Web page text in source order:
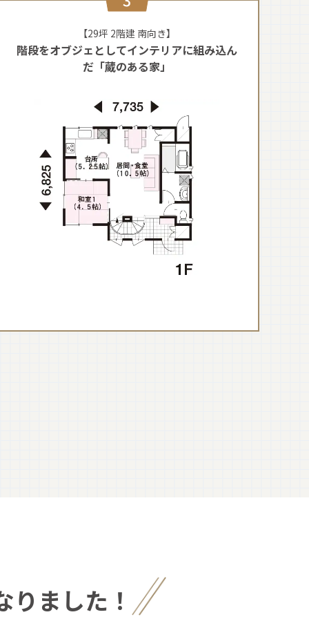
【29坪 2階建 南向き】
階段をオブジェとしてインテリアに組み込ん
だ「蔵のある家」
りました！